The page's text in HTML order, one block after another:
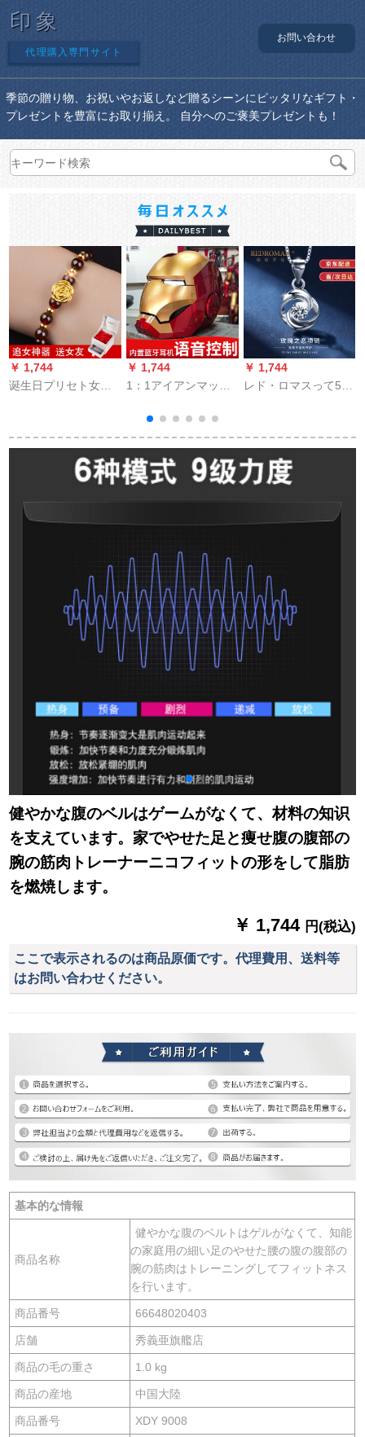
印象
代理購入専門サイト
お問い合わせ
季節の贈り物、お祝いやお返しなど贈るシーンにピッタリなギフト・
プレゼントを豊富にお取り揃え。 自分へのご褒美プレゼントも！
￥ 1,744
诞生日プリセト女子
ん、恋人に10周年の
结婚记念日をプレゼ
ントしました。
￥ 1,744
1：1アイアンマッチ
んねるの周辺cospla
道具モデルMK 7アイ
アンマンマンメール
を使っています。
￥ 1,744
レド・ロマスって520
をプロにします。彼
女の诞生日プリセト
结婚记念日に妻と母
健やかな腹のベルはゲームがなくて、材料の知识
を支えています。家でやせた足と痩せ腹の腹部の
腕の筋肉トレーナーニコフィットの形をして脂肪
を燃焼します。
￥ 1,744 円(税込)
ここで表示されるのは商品原価です。代理費用、送料等
はお問い合わせください。
基本的な情報
商品名称
健やかな腹のベルトはゲルがなくて、知能
の家庭用の細い足のやせた腰の腹の腹部の
腕の筋肉はトレーニングしてフィットネス
を行います。
商品番号 66648020403
店舗 秀義亜旗艦店
商品の毛の重さ 1.0 kg
商品の産地 中国大陸
商品番号 XDY 9008